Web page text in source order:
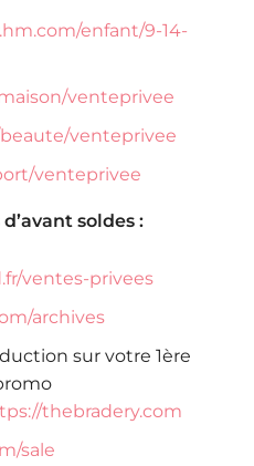
enfant/9-14-
venteprivee
venteprivee
venteprivee
soldes :
ventes-privees
archives
sur votre 1ère
thebradery.com
sale